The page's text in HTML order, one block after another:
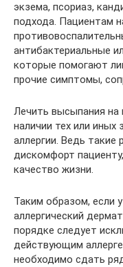
экзема, псориаз,
подхода. Пациентам
антибактериальные
которые помогают
прочие симптомы,
Лечить высыпания на
наличии тех или иных
аллергии. Ведь
дискомфорт
качество жизни.
Таким образом, если
аллергический
порядке следует
действующим
необходимо сдать